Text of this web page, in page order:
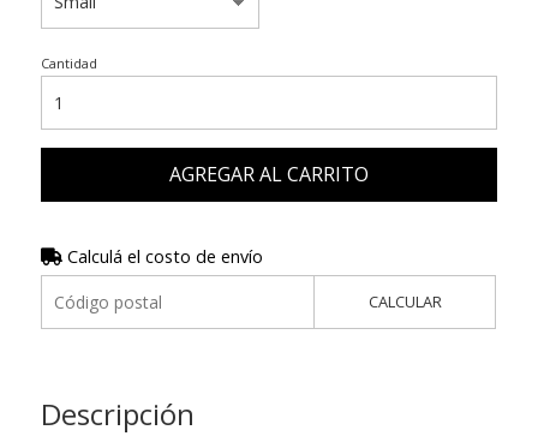
Cantidad
AGREGAR AL CARRITO
Calculá el costo de envío
CALCULAR
Descripción